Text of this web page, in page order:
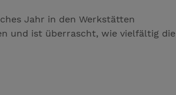
Jahr in den Werkstätten
und ist überrascht, wie vielfältig die